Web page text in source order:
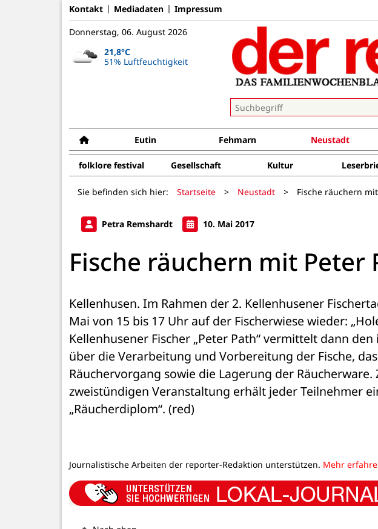
Kontakt Mediadaten Impressum
Donnerstag, 06. August 2026
21,8°C
51% Luftfeuchtigkeit
Eutin Fehmarn Neustadt
folklore festival Gesellschaft Kultur
Sie befinden sich hier: Startseite > Neustadt > Fische räuchern
Petra Remshardt 10. Mai 2017
Fische räuchern mit Peter
Kellenhusen. Im Rahmen der 2. Kellenhusener
Mai von 15 bis 17 Uhr auf der Fischerwiese wieder:
Kellenhusener Fischer „Peter Path“ vermittelt dann
über die Verarbeitung und Vorbereitung der Fische,
Räuchervorgang sowie die Lagerung der Räucherware.
zweistündigen Veranstaltung erhält jeder Teilnehmer
„Räucherdiplom“. (red)
Journalistische Arbeiten der reporter-Redaktion unterstützen. Mehr